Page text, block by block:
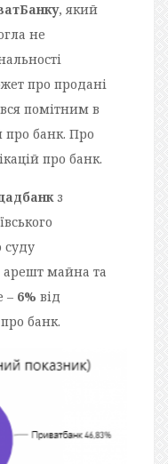
, який
не
про продані
помітним в
про банк. Про
про банк.
з
суду
арешт майна та
– 6% від
банк.